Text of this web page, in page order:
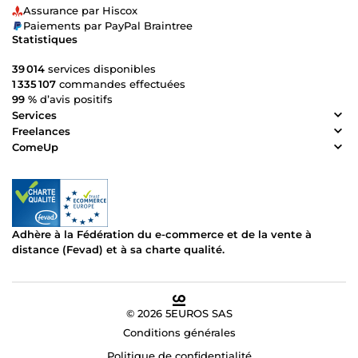
questions via the Comeup chat. See you soon!
Assurance par Hiscox
Paiements par PayPal Braintree
Statistiques
39 014 services disponibles
1 335 107 commandes effectuées
99 % d’avis positifs
Services
Freelances
ComeUp
Adhère à la Fédération du e-commerce et de la vente à
distance (Fevad) et à sa charte qualité.
© 2026 5EUROS SAS
Conditions générales